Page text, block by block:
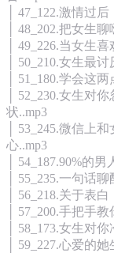
│ 47_122.激情过
│ 48_202.把女生
│ 49_226.当女生
│ 50_210.女生最
│ 51_180.学会这
│ 52_230.女生对
状..mp3
│ 53_245.微信上
心..mp3
│ 54_187.90%的
│ 55_235.一句话
│ 56_218.关于表
│ 57_200.手把手
│ 58_173.女生对
│ 59_227.心爱的